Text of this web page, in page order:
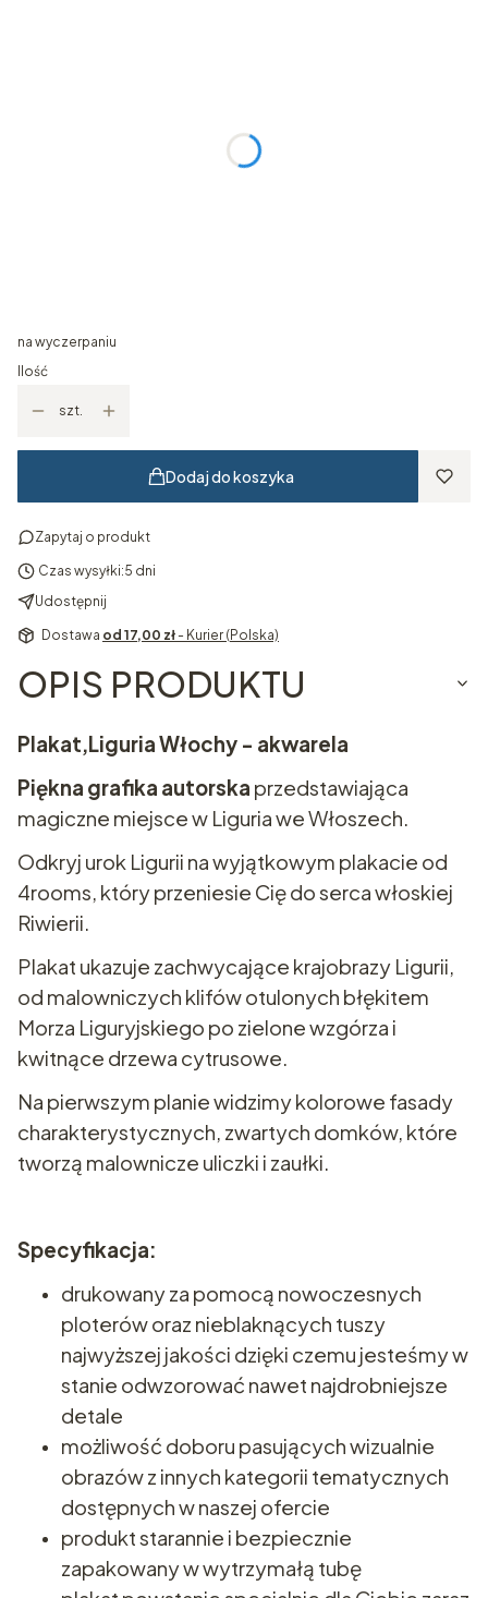
na wyczerpaniu
Ilość
szt.
Dodaj do koszyka
Zapytaj o produkt
Czas wysyłki:5 dni
Udostępnij
Dostawa od 17,00 zł - Kurier (Polska)
OPIS PRODUKTU
Plakat,Liguria Włochy - akwarela
Piękna grafika autorska przedstawiająca
magiczne miejsce w Liguria we Włoszech.
Odkryj urok Ligurii na wyjątkowym plakacie od
4rooms, który przeniesie Cię do serca włoskiej
Riwierii.
Plakat ukazuje zachwycające krajobrazy Ligurii,
od malowniczych klifów otulonych błękitem
Morza Liguryjskiego po zielone wzgórza i
kwitnące drzewa cytrusowe.
Na pierwszym planie widzimy kolorowe fasady
charakterystycznych, zwartych domków, które
tworzą malownicze uliczki i zaułki.
Specyfikacja:
drukowany za pomocą nowoczesnych
ploterów oraz nieblaknących tuszy
najwyższej jakości dzięki czemu jesteśmy w
stanie odwzorować nawet najdrobniejsze
detale
możliwość doboru pasujących wizualnie
obrazów z innych kategorii tematycznych
dostępnych w naszej ofercie
produkt starannie i bezpiecznie
zapakowany w wytrzymałą tubę